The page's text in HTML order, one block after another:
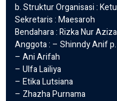
b. Struktur Organisasi :
Sekretaris : Maesaroh
Bendahara : Rizka Nur
Anggota : – Shinndy Anif p.
– Ani Arifah
– Ulfa Lailiya
– Etika Lutsiana
– Zhazha Purnama